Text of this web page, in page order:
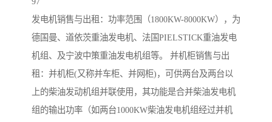
发电机销售与出租：功率范围（1800KW-8000KW），为
德国曼、道依茨重油发电机、法国PIELSTICK重油发电
机组、及宁波中策重油发电机组等。 并机柜销售与出
租：并机柜(又称并车柜、并网柜)，可供两台及两台以
上的柴油发动机组并联使用，其功能是合并柴油发电机
组的输出功率（如两台1000KW柴油发电机组经过并机